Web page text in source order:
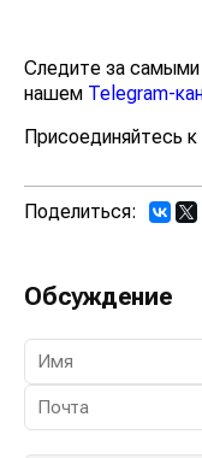
Следите за
нашем Telegram-
Присоединяйтесь к
Поделиться:
Обсуждение